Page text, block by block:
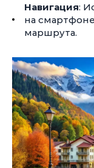
Навигация:
на
маршрута.